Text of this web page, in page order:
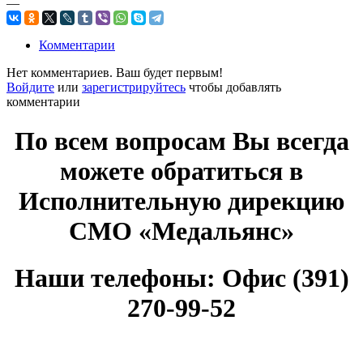
Комментарии
Нет комментариев. Ваш будет первым!
Войдите или зарегистрируйтесь чтобы добавлять
комментарии
По всем вопросам Вы всегда
можете обратиться в
Исполнительную дирекцию
СМО «Медальянс»
Наши телефоны: Офис (391)
270-99-52